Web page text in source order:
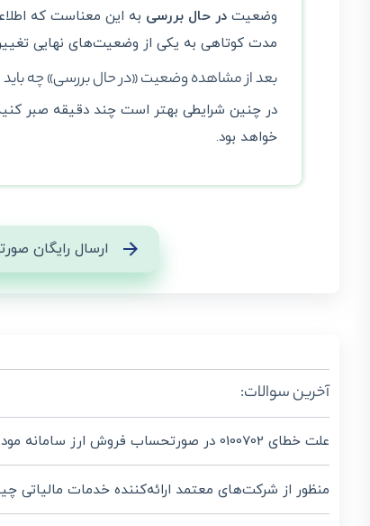
وضعیت در حال بررسی به این معناست که
مدت کوتاهی به یکی از وضعیت‌های نهایی
بعد از مشاهده وضعیت «در حال بررسی» چه باید
در چنین شرایطی بهتر است چند دقیقه صبر
خواهد بود.
ارسال رایگان
آخرین سوالات:
علت خطای 0100702 در صورتحساب فروش ارز سامانه مودیان چیست؟
منظور از شرکت‌های معتمد ارائه‌کننده خدمات مالیاتی